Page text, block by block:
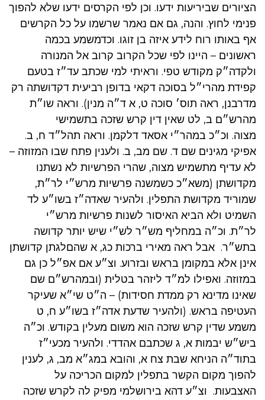
הציורים שביריעות ידעו. וכן לפי הקרסים ידעו שלא להפוך
פנימי לחוץ. והנה, גם אם נאמר שרשמו על כל הקרשים
אף באותו רוח לידע איזה בן זוגו. וכדמשמע בכמה
ראשונים – היינו לפי שכל הקרוב קרוב אל המנורה
ולקדה״ק מקודש טפי. וראיתי למי שכתב עד״ז בטעם
קפידת מהרי״ל בסוכה דקאי בדופן רביעית דקדושתה רק
מדרבנן, ראה תוס׳ סוכה ט, א ד״ה מנין). וראה שו״ת
מהרש״ם ב, לט שאין דין קרש שזכה בתשמישי
מצוה. וכ״כ במהר״י אסאד דלקמן. וראה תהל״ד ח, ב.
אפיקי מגינים שם ד. שם מב, ב. ולענין פתח שבו המזוזה –
לא עדיף מתשמיש מצוה, שהרי הפרשיות לא נשתנו
מקדושתן (משא״כ כשמשנה פרשיות מרש״י לר״ת,
שמוריד מקדושת התפלין. ולהעיר שאדה״ז בשו״ע לד
השמיט ולא הביא האיסור לשנות פרשיות מרש״י
לר״ת. וכ״ה במחליף מש״ר לש״י שיש יותר קדושה
בתש״ר. אבל ראה מאירי ברכות כג, א שהםלגתן קדושתן
אינן אלא במקומן בראש ובזרוע. וצ״ע אם אפ״ל כן גם
במזוזה. ואפילו למ״ד ליזהר בטלית (ובמהרש״ם שם
שאינו מדינא רק ממדת חסידות) – ה״ט שי״א שעיקר
העטיפה בראש. (ולהעיר שדעת אדה״ז בשו״ע ח, ט
משמע שדין קרש שזכה הוא משום מעלין בקודש. וכ״ה
ביש״ש יבמות א, ג שכתבם אהדדי. ולהעיר מכעי״ז
בתוד״ה הניחא שבת צח א, והובא במג״א מב, ג, לענין
להפוך מקום הקשר בתפלין למקום הכריכה על
האצבעות. וצ״ע דהא בירושלמי מפיק לה לקרש שזכה